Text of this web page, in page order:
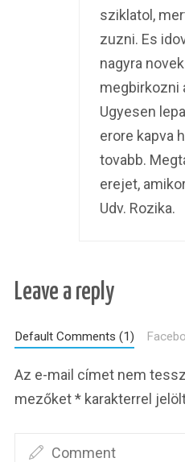
sziklatol,
zuzni. Es
nagyra
megbirkozni
Ugyesen
erore kapva
tovabb.
erejet,
Udv. Rozika.
Leave a reply
Default Comments (1)
Az e-mail címet nem
mezőket* karakterrel